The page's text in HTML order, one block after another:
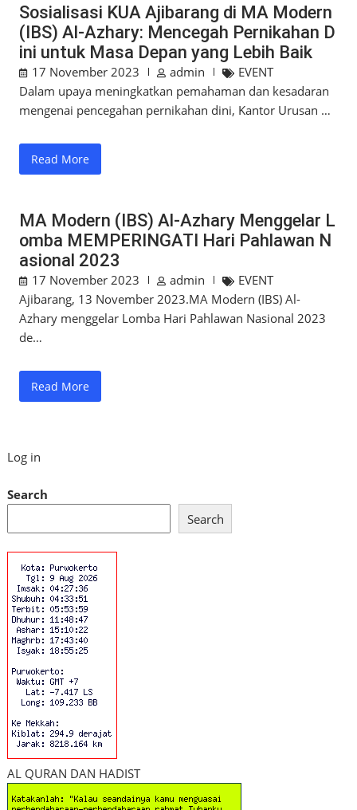
Sosialisasi KUA Ajibarang di MA Modern
(IBS) Al-Azhary: Mencegah Pernikahan D
ini untuk Masa Depan yang Lebih Baik
17 November 2023 admin
EVENT
Dalam upaya meningkatkan pemahaman dan kesadaran
mengenai pencegahan pernikahan dini, Kantor Urusan …
Read More
MA Modern (IBS) Al-Azhary Menggelar L
omba MEMPERINGATI Hari Pahlawan N
asional 2023
17 November 2023 admin
EVENT
Ajibarang, 13 November 2023.MA Modern (IBS) Al-
Azhary menggelar Lomba Hari Pahlawan Nasional 2023
de…
Read More
Log in
Search
Search
AL QURAN DAN HADIST